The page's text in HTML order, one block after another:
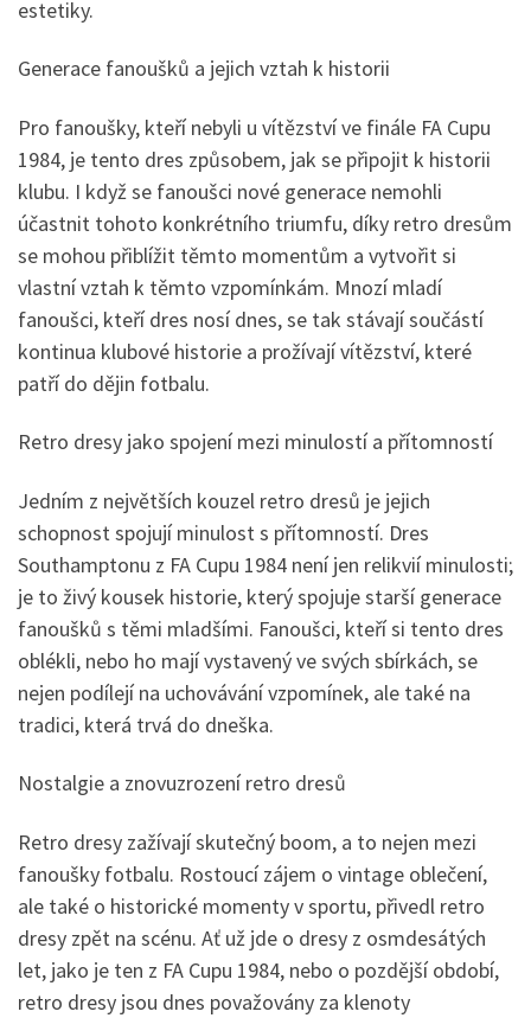
estetiky.
Generace fanoušků a jejich vztah k historii
Pro fanoušky, kteří nebyli u vítězství ve finále FA Cupu
1984, je tento dres způsobem, jak se připojit k historii
klubu. I když se fanoušci nové generace nemohli
účastnit tohoto konkrétního triumfu, díky retro dresům
se mohou přiblížit těmto momentům a vytvořit si
vlastní vztah k těmto vzpomínkám. Mnozí mladí
fanoušci, kteří dres nosí dnes, se tak stávají součástí
kontinua klubové historie a prožívají vítězství, které
patří do dějin fotbalu.
Retro dresy jako spojení mezi minulostí a přítomností
Jedním z největších kouzel retro dresů je jejich
schopnost spojují minulost s přítomností. Dres
Southamptonu z FA Cupu 1984 není jen relikvií minulosti;
je to živý kousek historie, který spojuje starší generace
fanoušků s těmi mladšími. Fanoušci, kteří si tento dres
oblékli, nebo ho mají vystavený ve svých sbírkách, se
nejen podílejí na uchovávání vzpomínek, ale také na
tradici, která trvá do dneška.
Nostalgie a znovuzrození retro dresů
Retro dresy zažívají skutečný boom, a to nejen mezi
fanoušky fotbalu. Rostoucí zájem o vintage oblečení,
ale také o historické momenty v sportu, přivedl retro
dresy zpět na scénu. Ať už jde o dresy z osmdesátých
let, jako je ten z FA Cupu 1984, nebo o pozdější období,
retro dresy jsou dnes považovány za klenoty